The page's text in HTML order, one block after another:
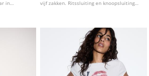
in
vijf zakken. Ritssluiting en knoopsluiting